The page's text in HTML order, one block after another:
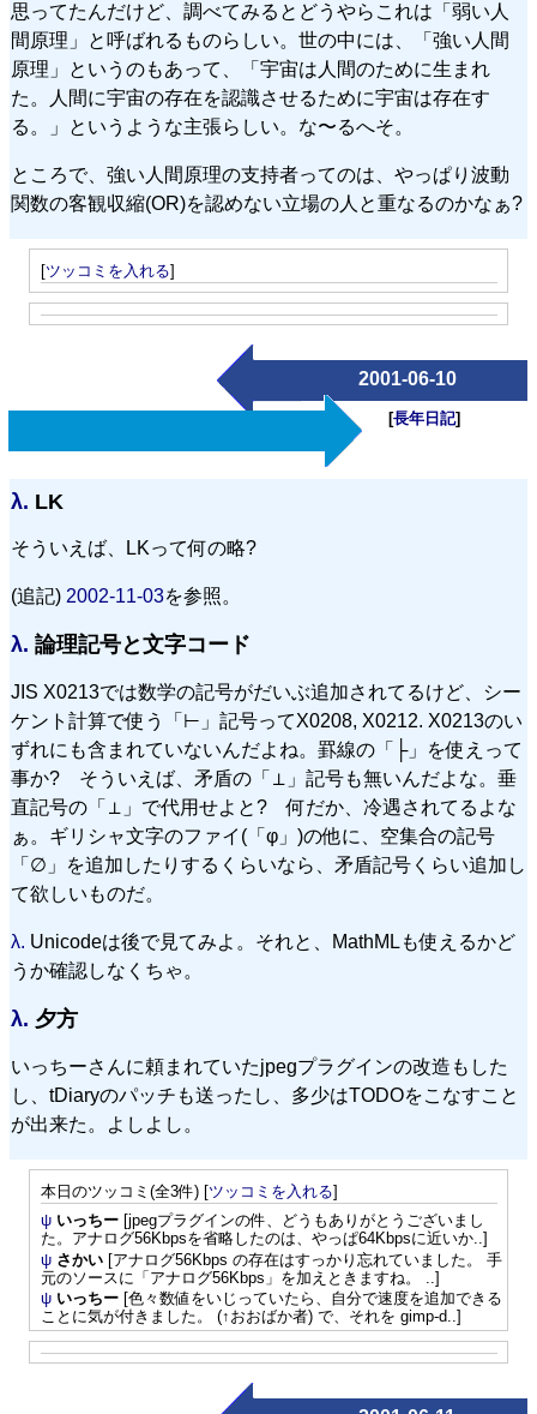
思ってたんだけど、調べてみるとどうやらこれは「弱い人
間原理」と呼ばれるものらしい。世の中には、「強い人間
原理」というのもあって、「宇宙は人間のために生まれ
た。人間に宇宙の存在を認識させるために宇宙は存在す
る。」というような主張らしい。な〜るへそ。
ところで、強い人間原理の支持者ってのは、やっぱり波動
関数の客観収縮(OR)を認めない立場の人と重なるのかなぁ?
[ツッコミを入れる]
2001-06-10
[長年日記]
λ. LK
そういえば、 LKって何の略?
(追記) 2002-11-03を参照。
λ. 論理記号と文字コード
JIS X0213では数学の記号がだいぶ追加されてるけど、シー
ケント計算で使う「⊢」記号ってX0208, X0212. X0213のい
ずれにも含まれていないんだよね。罫線の「├」を使えって
事か? そういえば、矛盾の「⊥」記号も無いんだよな。垂
直記号の「⊥」で代用せよと? 何だか、冷遇されてるよな
ぁ。ギリシャ文字のファイ(「φ」)の他に、空集合の記号
「∅」を追加したりするくらいなら、矛盾記号くらい追加し
て欲しいものだ。
λ. Unicodeは後で見てみよ。それと、MathMLも使えるかど
うか確認しなくちゃ。
λ. 夕方
いっちーさんに頼まれていたjpegプラグインの改造もした
し、tDiaryのパッチも送ったし、多少はTODOをこなすこと
が出来た。よしよし。
本日のツッコミ(全3件) [ツッコミを入れる]
ψ いっちー[jpegプラグインの件、どうもありがとうございまし
た。アナログ56Kbpsを省略したのは、やっぱ64Kbpsに近いか..]
ψ さかい[アナログ56Kbps の存在はすっかり忘れていました。 手
元のソースに「アナログ56Kbps」を加えときますね。 ..]
ψ いっちー[色々数値をいじっていたら、自分で速度を追加できる
ことに気が付きました。 (↑おおばか者) で、それを gimp-d..]